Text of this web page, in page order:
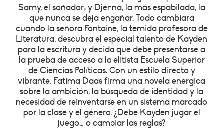
Samy, el soñador; y Djenna, la más espabilada, la
que nunca se deja engañar. Todo cambiará
cuando la señora Fontaine, la temida profesora de
Literatura, descubra el especial talento de Kayden
para la escritura y decida que debe presentarse a
la prueba de acceso a la elitista Escuela Superior
de Ciencias Políticas. Con un estilo directo y
vibrante, Fatima Daas firma una novela enérgica
sobre la ambición, la búsqueda de identidad y la
necesidad de reinventarse en un sistema marcado
por la clase y el género. ¿Debe Kayden jugar el
juego… o cambiar las reglas?